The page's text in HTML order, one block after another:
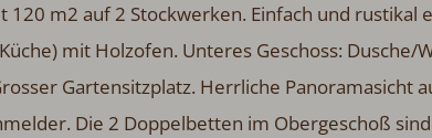
120 m2 auf 2 Stockwerken. Einfach und rustikal
mit Holzofen. Unteres Geschoss: Dusche/
Gartensitzplatz. Herrliche Panoramasicht
Die 2 Doppelbetten im Obergeschoß